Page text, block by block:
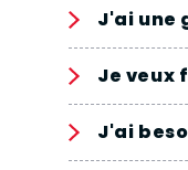
J'ai une
Je veux
J'ai